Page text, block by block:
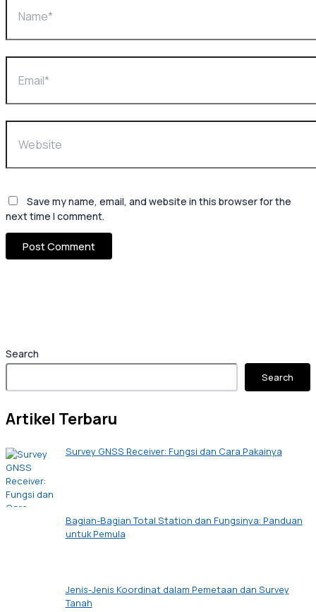
Search
Search
Artikel Terbaru
Survey GNSS Receiver: Fungsi dan Cara Pakainya
Bagian-Bagian Total Station dan Fungsinya: Panduan
untuk Pemula
Jenis-Jenis Koordinat dalam Pemetaan dan Survey
Tanah
Save my name, email, and website in this browser for the
next time I comment.